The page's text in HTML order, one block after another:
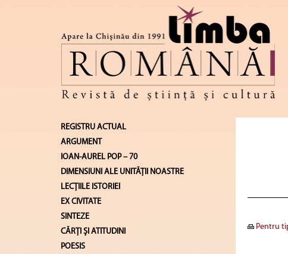
REGISTRU ACTUAL
ARGUMENT
IOAN-AUREL POP – 70
DIMENSIUNI ALE UNITĂŢII NOASTRE
LECŢIILE ISTORIEI
EX CIVITATE
SINTEZE
CĂRŢI ŞI ATITUDINI
POESIS
Pentru